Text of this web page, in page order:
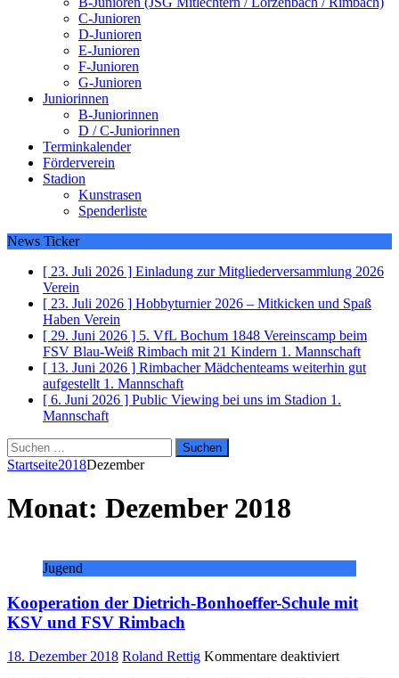
C-Junioren
D-Junioren
E-Junioren
F-Junioren
G-Junioren
Juniorinnen
B-Juniorinnen
D / C-Juniorinnen
Terminkalender
Förderverein
Stadion
Kunstrasen
Spenderliste
News Ticker
[ 23. Juli 2026 ] Einladung zur Mitgliederversammlung 2026
Verein
[ 23. Juli 2026 ] Hobbyturnier 2026 – Mitkicken und Spaß
Haben Verein
[ 29. Juni 2026 ] 5. VfL Bochum 1848 Vereinscamp beim
FSV Blau-Weiß Rimbach mit 21 Kindern 1. Mannschaft
[ 13. Juni 2026 ] Rimbacher Mädchenteams weiterhin gut
aufgestellt 1. Mannschaft
[ 6. Juni 2026 ] Public Viewing bei uns im Stadion 1.
Mannschaft
Suchen
nach:
Startseite2018Dezember
Monat: Dezember 2018
Jugend
Kooperation der Dietrich-Bonhoeffer-Schule mit
KSV und FSV Rimbach
18. Dezember 2018 Roland Rettig Kommentare deaktiviertfür